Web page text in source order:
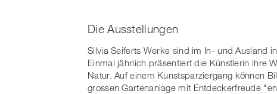
Die Ausstellungen
Silvia Seiferts Werke sind im In- und Ausland
Einmal jährlich präsentiert die Künstlerin ihre
Natur. Auf einem Kunstsparziergang können
grossen Gartenanlage mit Entdeckerfreude